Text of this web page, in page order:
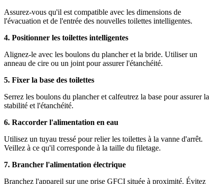
Assurez-vous qu'il est compatible avec les dimensions de
l'évacuation et de l'entrée des nouvelles toilettes intelligentes.
4. Positionner les toilettes intelligentes
Alignez-le avec les boulons du plancher et la bride. Utiliser un
anneau de cire ou un joint pour assurer l'étanchéité.
5. Fixer la base des toilettes
Serrez les boulons du plancher et calfeutrez la base pour assurer la
stabilité et l'étanchéité.
6. Raccorder l'alimentation en eau
Utilisez un tuyau tressé pour relier les toilettes à la vanne d'arrêt.
Veillez à ce qu'il corresponde à la taille du filetage.
7. Brancher l'alimentation électrique
Branchez l'appareil sur une prise GFCI située à proximité. Évitez